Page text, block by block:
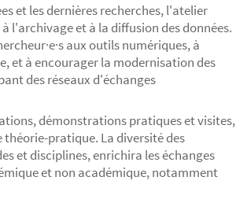
et les dernières recherches, l'atelier
l'archivage et à la diffusion des données.
aux outils numériques, à
et à encourager la modernisation des
des réseaux d'échanges
démonstrations pratiques et visites,
pratique. La diversité des
et disciplines, enrichira les échanges
et non académique, notamment